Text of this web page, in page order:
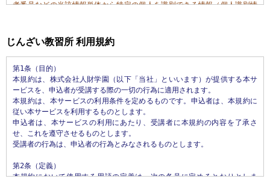
者番号などの当該情報単体から特定の個人を識別できる情報（個人識別情
第2条（個人情報の収集方法）
当社は、ユーザが利用登録をする際に氏名、生年月日、住所、電話番号、
メールアドレス、銀行口座番号、運転免許証番号などの個人情報をお尋ね
することがあります。また、ユーザと提携先などとの間でなされたユーザ
の個人情報を含む取引記録や決済に関する情報を,当社の提携先（情報提供
元、広告主、広告配信先などを含みます。以下、｢提携先｣といいます。）
などから収集することがあります。
第3条（個人情報を収集・利用する目的）
当社が個人情報を収集・利用する目的は、以下のとおりです。
1.当社サービスの提供・運営のため
む）
じんざい教習所 利用規約
第1条（目的）
本規約は、株式会社人財学園（以下「当社」といいます）が提供する本サ
ービスを、申込者が受講する際の一切の行為に適用されます。
本規約は、本サービスの利用条件を定めるものです。申込者は、本規約に
従い本サービスを利用するものとします。
申込者は、本サービスの利用にあたり、受講者に本規約の内容を了承さ
せ、これを遵守させるものとします。
受講者の行為は、申込者の行為とみなされるものとします。
第2条（定義）
本規約において使用する用語の定義は、次の各号に定めるとおりとしま